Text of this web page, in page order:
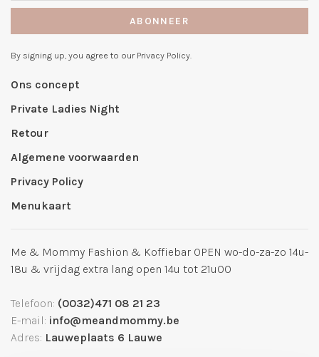
ABONNEER
By signing up, you agree to our Privacy Policy.
Ons concept
Private Ladies Night
Retour
Algemene voorwaarden
Privacy Policy
Menukaart
Me & Mommy Fashion & Koffiebar OPEN wo-do-za-zo 14u-
18u & vrijdag extra lang open 14u tot 21u00
Telefoon: (0032)471 08 21 23
E-mail: info@meandmommy.be
Adres: Lauweplaats 6 Lauwe